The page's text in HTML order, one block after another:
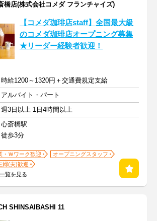
橋店(株式会社コメダ フランチャイズ)
【コメダ珈琲店staff】全国最大級
のコメダ珈琲店オープニング募集
★リーダー経験者歓迎！
時給1200～1320円＋交通費規定支給
アルバイト・パート
週3日以上 1日4時間以上
心斎橋駅
徒歩3分
・Ｗワーク歓迎
オープニングスタッフ
婦(夫)歓迎
覧を見る
SHINSAIBASHI 11